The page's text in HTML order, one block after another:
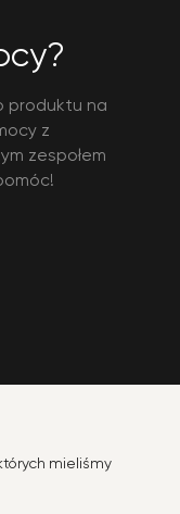
produktu na
z
zespołem
mieliśmy